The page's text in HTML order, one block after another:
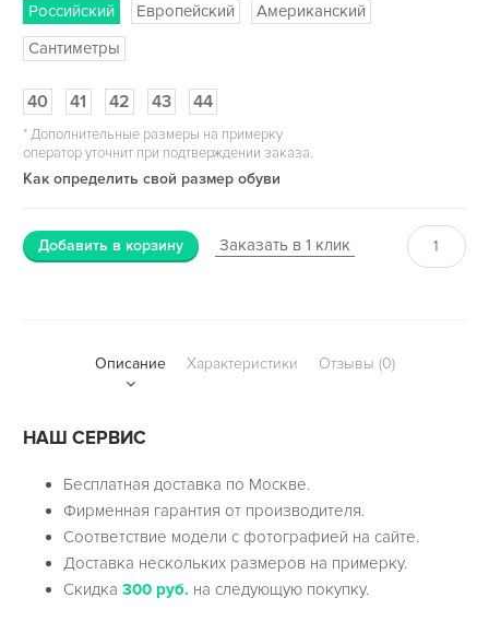
Российский Европейский
Американский
Сантиметры
40 41 42 43 44
*Дополнительные размеры на примерку
оператор уточнит при подтверждении заказа.
Как определить свой размер обуви
Добавить в корзину Заказать в 1 клик
Описание Характеристики Отзывы (0)
НАШ СЕРВИС
Бесплатная доставка по Москве.
Фирменная гарантия от производителя.
Соответствие модели с фотографией на сайте.
Доставка нескольких размеров на примерку.
Скидка300 руб. на следующую покупку.